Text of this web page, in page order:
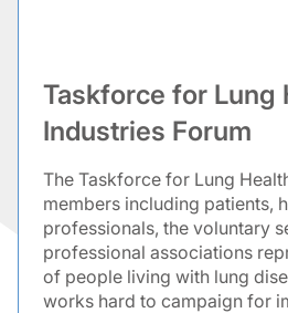
Taskforce for Lung
Industries Forum
The Taskforce for Lung
members including patients,
professionals, the voluntary
professional associations
of people living with lung
works hard to campaign for